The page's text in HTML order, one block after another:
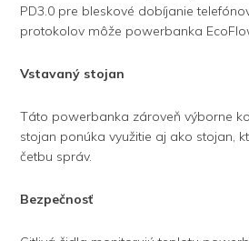
PD3.0 pre bleskové dobíjanie
protokolov môže powerbanka
Vstavaný stojan
Táto powerbanka zároveň výborne
stojan ponúka využitie aj ako stojan,
četbu správ.
Bezpečnosť